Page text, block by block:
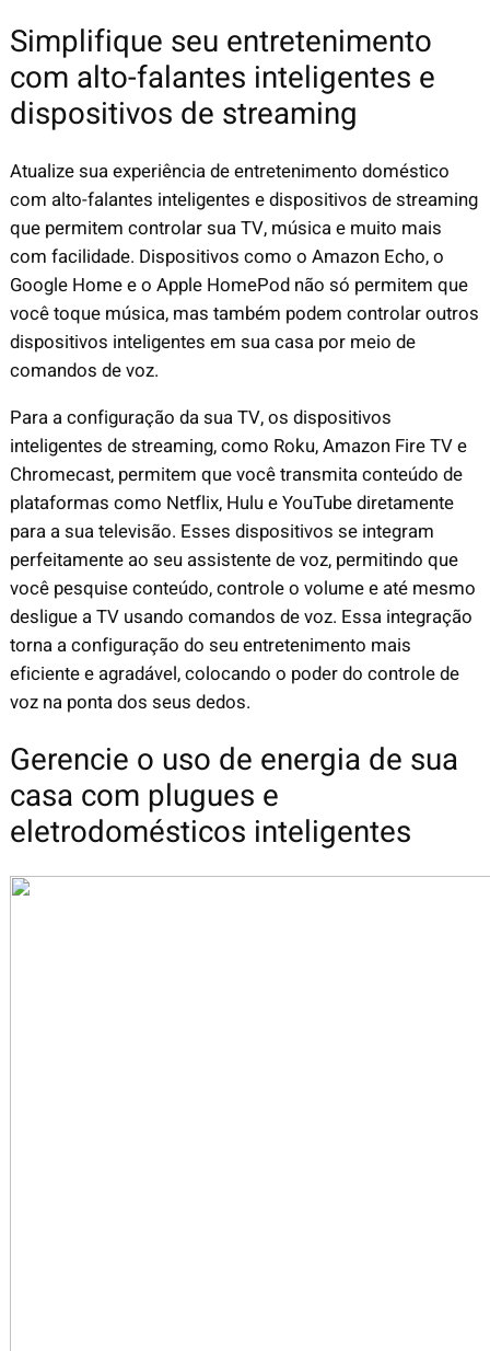
Simplifique seu entretenimento
com alto-falantes inteligentes e
dispositivos de streaming
Atualize sua experiência de entretenimento doméstico
com alto-falantes inteligentes e dispositivos de streaming
que permitem controlar sua TV, música e muito mais
com facilidade. Dispositivos como o Amazon Echo, o
Google Home e o Apple HomePod não só permitem que
você toque música, mas também podem controlar outros
dispositivos inteligentes em sua casa por meio de
comandos de voz.
Para a configuração da sua TV, os dispositivos
inteligentes de streaming, como Roku, Amazon Fire TV e
Chromecast, permitem que você transmita conteúdo de
plataformas como Netflix, Hulu e YouTube diretamente
para a sua televisão. Esses dispositivos se integram
perfeitamente ao seu assistente de voz, permitindo que
você pesquise conteúdo, controle o volume e até mesmo
desligue a TV usando comandos de voz. Essa integração
torna a configuração do seu entretenimento mais
eficiente e agradável, colocando o poder do controle de
voz na ponta dos seus dedos.
Gerencie o uso de energia de sua
casa com plugues e
eletrodomésticos inteligentes